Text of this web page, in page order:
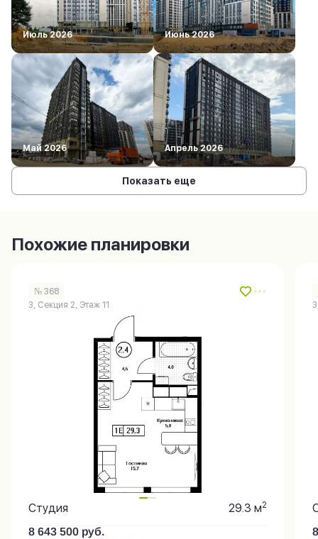
Июль 2026 Июнь 2026
Май 2026 Апрель 2026
Показать еще
Похожие планировки
№ 368
3, Секция 2, Этаж 11
Студия 29.3 м2
8 643 500 руб.